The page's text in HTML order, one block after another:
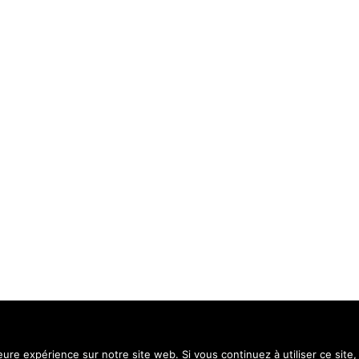
Contact
expérience sur notre site web. Si vous continuez à utiliser ce